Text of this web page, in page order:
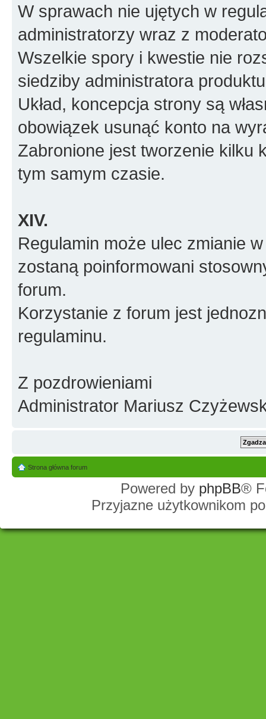
W sprawach nie ujętych w
administratorzy wraz z
Wszelkie spory i kwestie nie
siedziby administratora
Układ, koncepcja strony są
obowiązek usunąć konto na
Zabronione jest tworzenie kilku
tym samym czasie.
XIV.
Regulamin może ulec zmianie
zostaną poinformowani
forum.
Korzystanie z forum jest
regulaminu.
Z pozdrowieniami
Administrator Mariusz
Strona główna forum
Powered by phpBB®
Przyjazne użytkownikom